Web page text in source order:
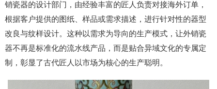
销瓷器的设计部门，由经验丰富的匠人负责对接海外订单，
根据客户提供的图纸、样品或需求描述，进行针对性的器型
改良与纹样设计。这种以需求为导向的生产模式，让外销瓷
器不再是标准化的流水线产品，而是贴合异域文化的专属定
制，彰显了古代匠人以市场为核心的生产聪明。